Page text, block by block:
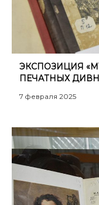
ЭКСПОЗИЦИЯ
ПЕЧАТНЫХ
7 февраля 2025